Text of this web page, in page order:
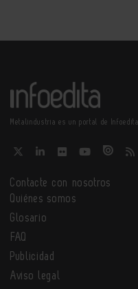
Metalindustria es un portal de Infoedita
Contacte con nosotros
Quiénes somos
Glosario
FAQ
Publicidad
Aviso legal